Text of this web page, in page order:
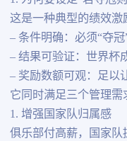
这是一种典型的绩效激
– 条件明确：必须“夺冠”
– 结果可验证：世界杯
– 奖励数额可观：足以
它同时满足三个管理需
1. 增强国家队归属感
俱乐部付高薪，国家队